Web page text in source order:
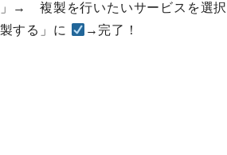
→ 複製を行いたいサービスを選択
する」に
→完了！